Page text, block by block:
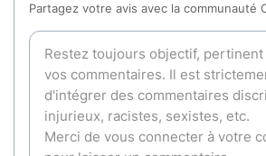
Partagez votre avis avec la communauté